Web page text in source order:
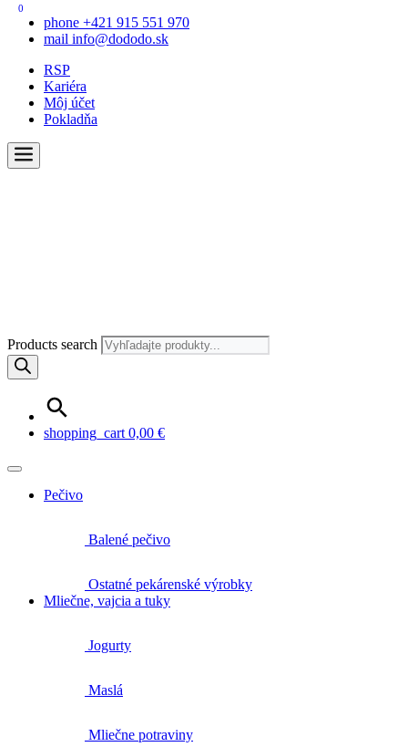
phone +421 915 551 970
mail info@dododo.sk
RSP
Kariéra
Môj účet
Pokladňa
Products search
0
shopping_cart 0,00 €
Pečivo
Balené pečivo
Ostatné pekárenské výrobky
Mliečne, vajcia a tuky
Jogurty
Maslá
Mliečne potraviny